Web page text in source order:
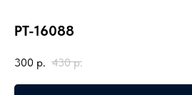
PT-16088
300 р. 430 р.